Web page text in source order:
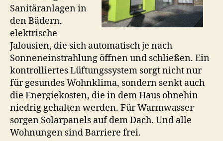
Sanitäranlagen in
den Bädern,
elektrische
Jalousien, die sich automatisch je nach
Sonneneinstrahlung öffnen und schließen. Ein
kontrolliertes Lüftungssystem sorgt nicht nur
für gesundes Wohnklima, sondern senkt auch
die Energiekosten, die in dem Haus ohnehin
niedrig gehalten werden. Für Warmwasser
sorgen Solarpanels auf dem Dach. Und alle
Wohnungen sind Barriere frei.